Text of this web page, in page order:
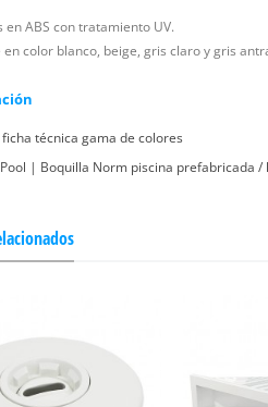
en ABS con tratamiento UV.
en color blanco, beige, gris claro y gris
técnica gama de colores
| Boquilla Norm piscina prefabricada /